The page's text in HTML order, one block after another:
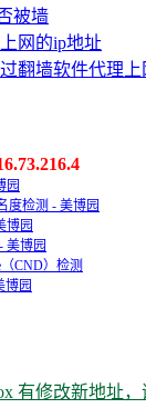
被墙
网的ip地址
翻墙软件代理上
园
度检测 - 美博园
博园
美博园
CND）检测
博园
有修改新地址